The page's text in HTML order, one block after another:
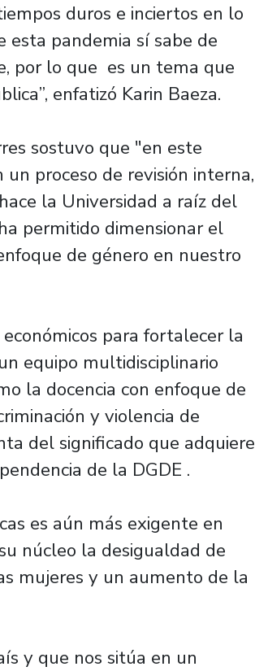
duros e inciertos en lo
esta pandemia sí sabe de
por lo que es un tema que
enfatizó Karin Baeza.
sostuvo que "en este
proceso de revisión interna,
la Universidad a raíz del
permitido dimensionar el
de género en nuestro
para fortalecer la
equipo multidisciplinario
la docencia con enfoque de
y violencia de
del significado que adquiere
de la DGDE .
es aún más exigente en
núcleo la desigualdad de
mujeres y un aumento de la
y que nos sitúa en un